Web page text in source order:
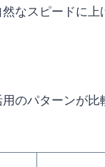
なスピードに上
のパターンが